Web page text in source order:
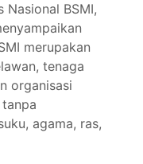
Nasional BSMI,
merupakan
tenaga
organisasi
agama, ras,